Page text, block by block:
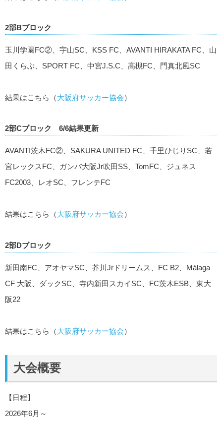
2部Bブロック
玉川学園FC②、宇山SC、KSS FC、AVANTI HIRAKATA FC、山
田くらぶ、SPORT FC、中宮J.S.C、高槻FC、門真北風SC
結果はこちら（大阪府サッカー協会）
2部Cブロック 6/6結果更新
AVANTI茨木FC②、SAKURA UNITED FC、千里ひじりSC、若
宮レックスFC、ガンバ大阪Jr吹田SS、TomFC、ジュネス
FC2003、レオSC、フレンテFC
結果はこちら（大阪府サッカー協会）
2部Dブロック
新田南FC、アオヤマSC、芥川Jrドリームス、FC B2、Málaga
CF 大阪、ダックSC、寺内新田スカイSC、FC茨木ESB、東大
阪22
結果はこちら（大阪府サッカー協会）
大会概要
【日程】
2026年6月～